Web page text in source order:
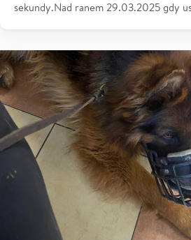
sekundy.Nad ranem 29.03.2025 gdy